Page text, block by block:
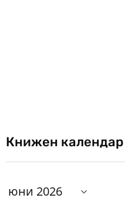
Книжен календар